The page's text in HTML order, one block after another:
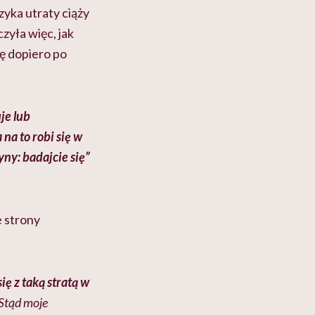
utraty ciąży
więc, jak
dopiero po
lub
to robi się w
badajcie się”
strony
z taką stratą w
moje